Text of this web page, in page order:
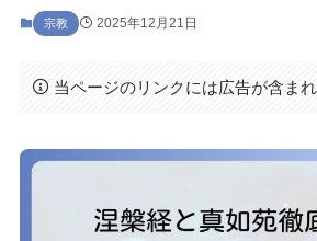
宗教 2025年12月21日
当ページのリンクには広告が含まれ